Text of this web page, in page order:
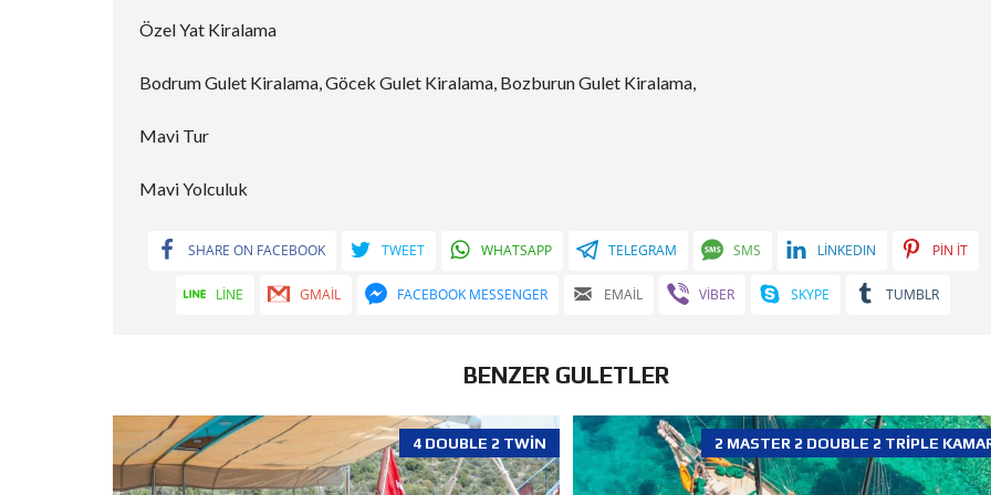
Özel Yat Kiralama
Bodrum Gulet Kiralama, Göcek Gulet Kiralama, Bozburun Gulet Kiralama,
Mavi Tur
Mavi Yolculuk
SHARE ON FACEBOOK TWEET WHATSAPP TELEGRAM SMS LINKEDIN PIN IT
LINE GMAIL FACEBOOK MESSENGER EMAIL VIBER SKYPE TUMBLR
BENZER GULETLER
4 DOUBLE 2 TWIN 2 MASTER 2 DOUBLE 2 TRIPLE